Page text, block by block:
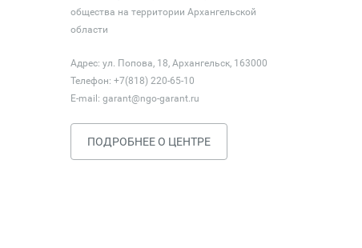
общества на территории Архангельской
области
Адрес: ул. Попова, 18, Архангельск, 163000
Телефон: +7(818) 220-65-10
E-mail: garant@ngo-garant.ru
ПОДРОБНЕЕ О ЦЕНТРЕ